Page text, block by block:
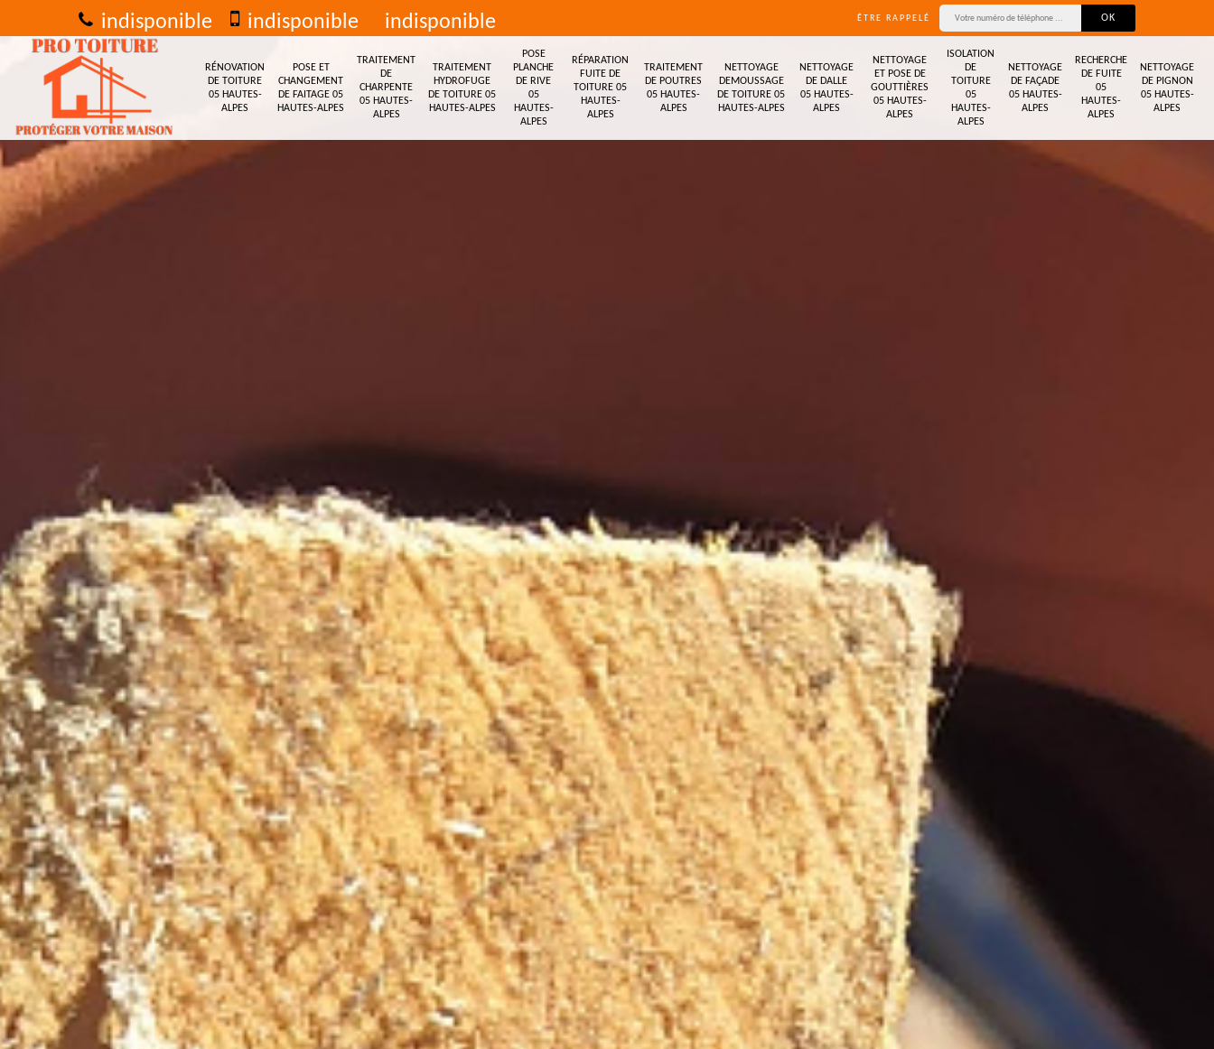
indisponible indisponible indisponible ÊTRE RAPPELÉ
RÉNOVATION
DE TOITURE
05 HAUTES-
ALPES
POSE ET
CHANGEMENT
DE FAITAGE 05
HAUTES-ALPES
TRAITEMENT
DE
CHARPENTE
05 HAUTES-
ALPES
TRAITEMENT
HYDROFUGE
DE TOITURE 05
HAUTES-ALPES
POSE
PLANCHE
DE RIVE
05
HAUTES-
ALPES
RÉPARATION
FUITE DE
TOITURE 05
HAUTES-
ALPES
TRAITEMENT
DE POUTRES
05 HAUTES-
ALPES
NETTOYAGE
DEMOUSSAGE
DE TOITURE 05
HAUTES-ALPES
NETTOYAGE
DE DALLE
05 HAUTES-
ALPES
NETTOYAGE
ET POSE DE
GOUTTIÈRES
05 HAUTES-
ALPES
ISOLATION
DE
TOITURE
05
HAUTES-
ALPES
NETTOYAGE
DE FAÇADE
05 HAUTES-
ALPES
RECHERCHE
DE FUITE
05
HAUTES-
ALPES
NETTOYAGE
DE PIGNON
05 HAUTES-
ALPES